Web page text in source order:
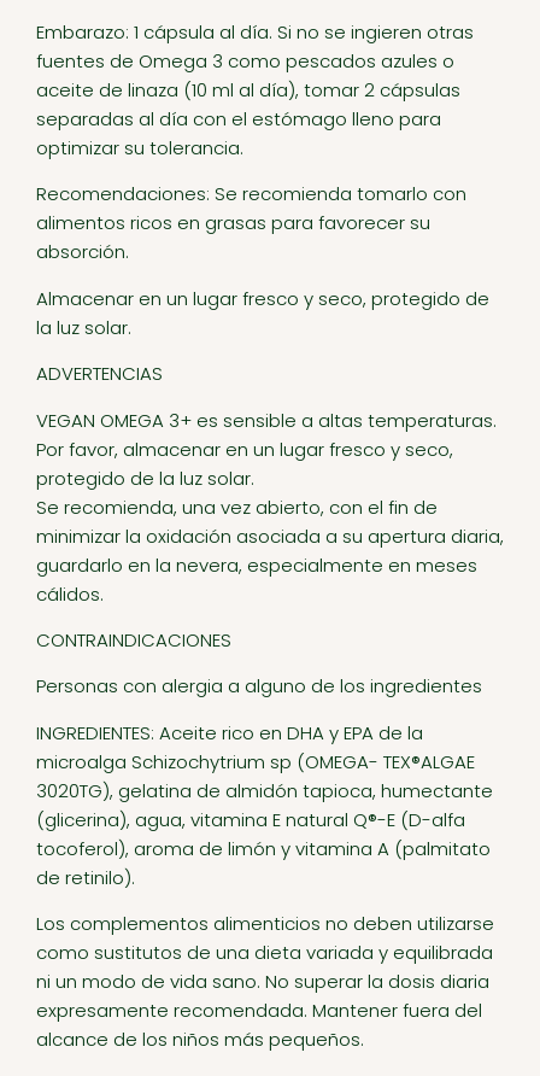
Embarazo: 1 cápsula al día. Si no se ingieren otras
fuentes de Omega 3 como pescados azules o
aceite de linaza (10 ml al día), tomar 2 cápsulas
separadas al día con el estómago lleno para
optimizar su tolerancia.
Recomendaciones: Se recomienda tomarlo con
alimentos ricos en grasas para favorecer su
absorción.
Almacenar en un lugar fresco y seco, protegido de
la luz solar.
ADVERTENCIAS
VEGAN OMEGA 3+ es sensible a altas temperaturas.
Por favor, almacenar en un lugar fresco y seco,
protegido de la luz solar.
Se recomienda, una vez abierto, con el fin de
minimizar la oxidación asociada a su apertura diaria,
guardarlo en la nevera, especialmente en meses
cálidos.
CONTRAINDICACIONES
Personas con alergia a alguno de los ingredientes
INGREDIENTES: Aceite rico en DHA y EPA de la
microalga Schizochytrium sp (OMEGA- TEX®ALGAE
3020TG), gelatina de almidón tapioca, humectante
(glicerina), agua, vitamina E natural Q®-E (D-alfa
tocoferol), aroma de limón y vitamina A (palmitato
de retinilo).
Los complementos alimenticios no deben utilizarse
como sustitutos de una dieta variada y equilibrada
ni un modo de vida sano. No superar la dosis diaria
expresamente recomendada. Mantener fuera del
alcance de los niños más pequeños.